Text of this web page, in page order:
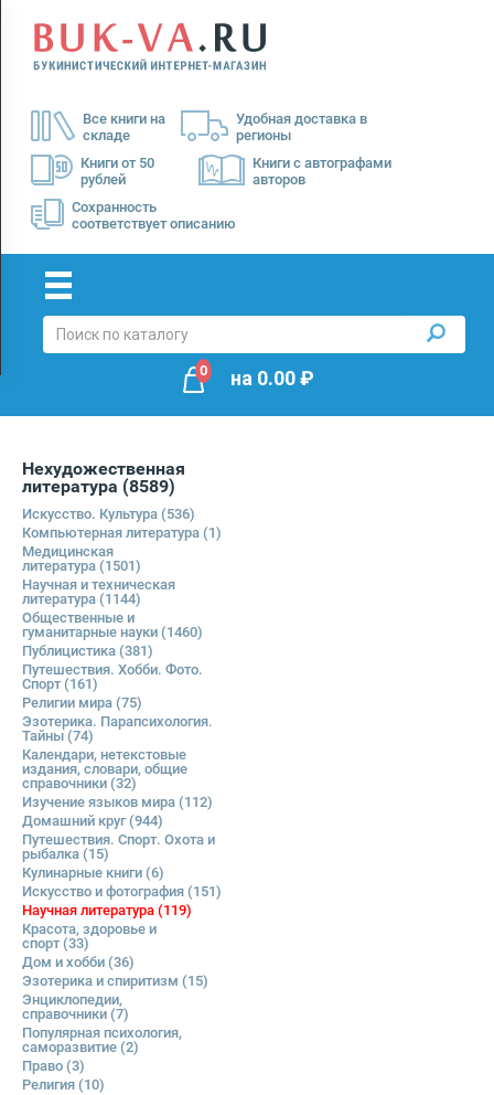
Все книги на
складе
Удобная доставка в
регионы
Книги от 50
рублей
Книги с автографами
авторов
Сохранность
соответствует описанию
Menu
Доставка
Оплата
0 на 0.00₽
Нехудожественная
литература (8589)
Искусство. Культура (536)
Компьютерная литература (1)
Медицинская
литература (1501)
Научная и техническая
литература (1144)
Общественные и
гуманитарные науки (1460)
Публицистика (381)
Путешествия. Хобби. Фото.
Спорт(161)
Религии мира (75)
Эзотерика. Парапсихология.
Тайны (74)
Календари, нетекстовые
издания, словари, общие
справочники (32)
Изучение языков мира (112)
Домашний круг(944)
Путешествия. Спорт. Охота и
рыбалка (15)
Кулинарные книги (6)
Искусство и фотография (151)
Научная литература (119)
Красота, здоровье и
спорт(33)
Дом и хобби (36)
Эзотерика и спиритизм (15)
Энциклопедии,
справочники (7)
Популярная психология,
саморазвитие (2)
Право (3)
Религия (10)